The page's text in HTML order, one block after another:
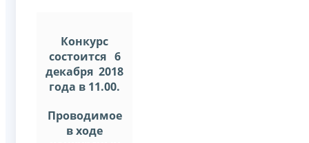
Конкурс
состоится 6
декабря 2018
года в 11.00.
Проводимое
в ходе